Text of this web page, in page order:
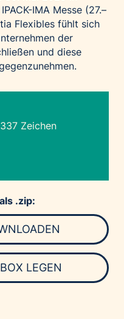
IMA Messe (27.–
Flexibles fühlt sich
der
und diese
Zeichen
.zip:
LEGEN